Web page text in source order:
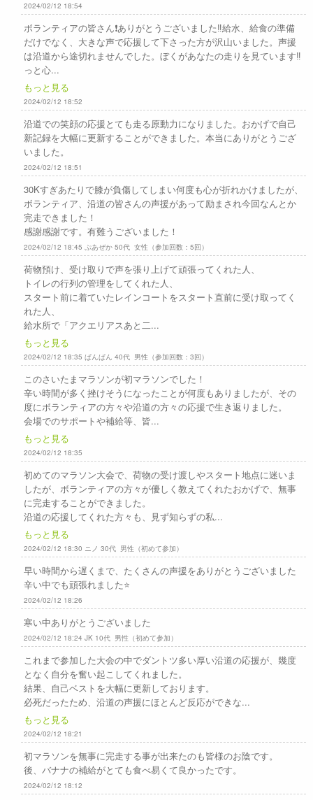
2024/02/12 18:54
ボランティアの皆さん❗ありがとうございました‼️給水、給食の準備
だけでなく、大きな声で応援して下さった方が沢山いました。声援
は沿道から途切れませんでした。ぼくがあなたの走りを見ています‼️
っと心...
もっと見る
2024/02/12 18:52
沿道での笑顔の応援とても走る原動力になりました。おかげで自己
新記録を大幅に更新することができました。本当にありがとうござ
いました。
2024/02/12 18:51
30Kすぎあたりで膝が負傷してしまい何度も心が折れかけましたが、
ボランティア、沿道の皆さんの声援があって励まされ今回なんとか
完走できました！
感謝感謝です。有難うございました！
2024/02/12 18:45 ぷあぜか 50代 女性（参加回数：5回）
荷物預け、受け取りで声を張り上げて頑張ってくれた人、
トイレの行列の管理をしてくれた人、
スタート前に着ていたレインコートをスタート直前に受け取ってく
れた人、
給水所で「アクエリアスあと二...
もっと見る
2024/02/12 18:35 ぱんぱん 40代 男性（参加回数：3回）
このさいたまマラソンが初マラソンでした！
辛い時間が多く挫けそうになったことが何度もありましたが、その
度にボランティアの方々や沿道の方々の応援で生き返りました。
会場でのサポートや補給等、皆...
もっと見る
2024/02/12 18:35
初めてのマラソン大会で、荷物の受け渡しやスタート地点に迷いま
したが、ボランティアの方々が優しく教えてくれたおかげで、無事
に完走することができました。
沿道の応援してくれた方々も、見ず知らずの私...
もっと見る
2024/02/12 18:30 ニノ 30代 男性（初めて参加）
早い時間から遅くまで、たくさんの声援をありがとうございました
辛い中でも頑張れました⭐️
2024/02/12 18:26
寒い中ありがとうございました
2024/02/12 18:24 JK 10代 男性（初めて参加）
これまで参加した大会の中でダントツ多い厚い沿道の応援が、幾度
となく自分を奮い起こしてくれました。
結果、自己ベストを大幅に更新しております。
必死だったため、沿道の声援にほとんど反応ができな...
もっと見る
2024/02/12 18:21
初マラソンを無事に完走する事が出来たのも皆様のお陰です。
後、バナナの補給がとても食べ易くて良かったです。
2024/02/12 18:12